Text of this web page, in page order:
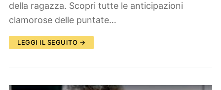
della ragazza. Scopri tutte le anticipazioni
clamorose delle puntate…
LEGGI IL SEGUITO →